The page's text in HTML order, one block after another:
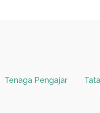
Tenaga Pengajar